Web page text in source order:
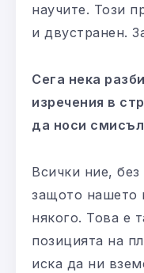
научите. Този
и двустранен.
Сега нека
изречения в
да носи
Всички ние,
защото нашето
някого. Това е
позицията на
иска да ни